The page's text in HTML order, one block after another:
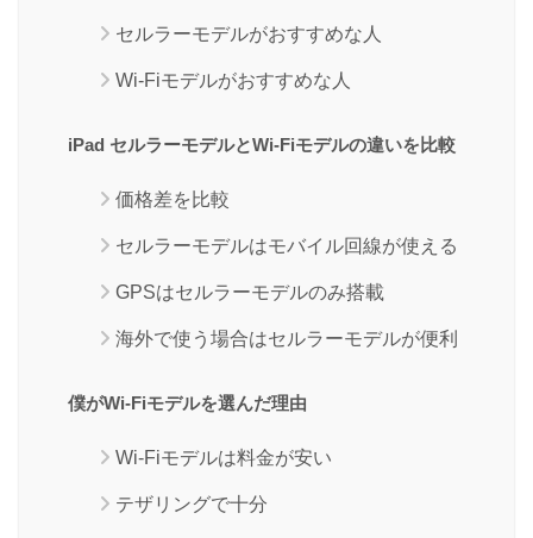
セルラーモデルがおすすめな人
Wi-Fiモデルがおすすめな人
iPad セルラーモデルとWi-Fiモデルの違いを比較
価格差を比較
セルラーモデルはモバイル回線が使える
GPSはセルラーモデルのみ搭載
海外で使う場合はセルラーモデルが便利
僕がWi-Fiモデルを選んだ理由
Wi-Fiモデルは料金が安い
テザリングで十分